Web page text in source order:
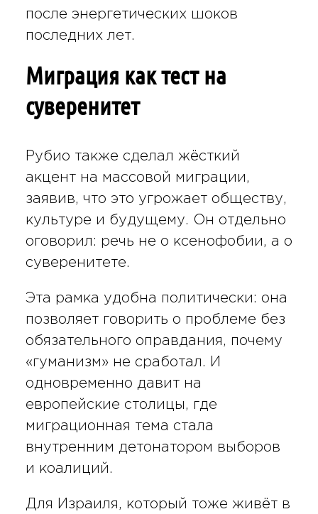
после энергетических шоков
последних лет.
Миграция как тест на
суверенитет
Рубио также сделал жёсткий
акцент на массовой миграции,
заявив, что это угрожает обществу,
культуре и будущему. Он отдельно
оговорил: речь не о ксенофобии, а о
суверенитете.
Эта рамка удобна политически: она
позволяет говорить о проблеме без
обязательного оправдания, почему
«гуманизм» не сработал. И
одновременно давит на
европейские столицы, где
миграционная тема стала
внутренним детонатором выборов
и коалиций.
Для Израиля, который тоже живёт в